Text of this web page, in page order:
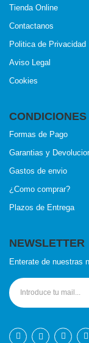
Tienda Online
Contactanos
Politica de Privacidad
Aviso Legal
Cookies
CONDICIONES
Formas de Pago
Garantias y
Gastos de envio
¿Como comprar?
Plazos de Entrega
NEWSLETTER
Enterate de nuestras